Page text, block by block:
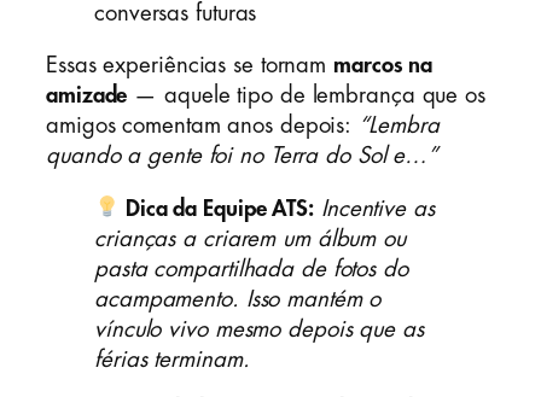
conversas futuras
Essas experiências se tornam marcos na
amizade — aquele tipo de lembrança que os
amigos comentam anos depois:
“Lembra
quando a gente foi no Terra do Sol e…”
Dica da Equipe ATS: Incentive as
crianças a criarem um álbum ou
pasta compartilhada de fotos do
acampamento. Isso mantém o
vínculo vivo mesmo depois que as
férias terminam.